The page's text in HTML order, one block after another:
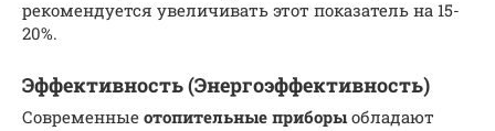
рекомендуется увеличивать этот показатель на 15-
20%.
Эффективность (Энергоэффективность)
Современные отопительные приборы обладают